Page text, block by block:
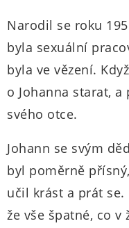
Narodil se roku
byla sexuální
byla ve vězení.
o Johanna starat,
svého otce.
Johann se svým
byl poměrně
učil krást a prát
že vše špatné, co